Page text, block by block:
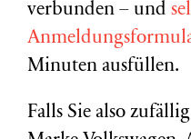
verbunden – und
Minuten ausfüllen.
Falls Sie also